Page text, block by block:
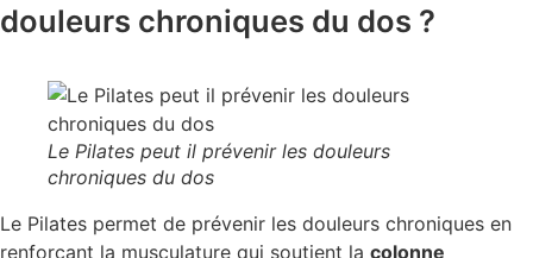
douleurs chroniques du dos ?
Le Pilates peut il prévenir les douleurs
chroniques du dos
Le Pilates permet de prévenir les douleurs chroniques en
renforçant la musculature qui soutient la colonne